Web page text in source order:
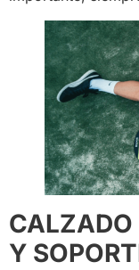
Y